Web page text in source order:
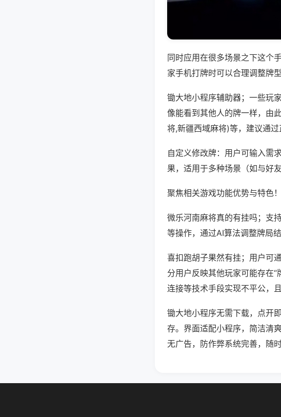
同时应用在很多场景之下这个
家手机打牌时可以合理调整牌
锄大地小程序辅助器；一些玩
像能看到其他人的牌一样，由
将,新疆西域麻将)等，建议通过
自定义修改牌：用户可输入需
果，适用于多种场景（如与好
聚焦相关游戏功能优势与特色！
微乐河南麻将真的有挂吗；支
等操作，通过AI算法调整牌局
喜扣跑胡子果然有挂；用户可
分用户反映其他玩家可能存在
连接等技术手段实现不平公，且
锄大地小程序无需下载，点开
存。界面适配小程序，简洁清
无广告，防作弊系统完善，随